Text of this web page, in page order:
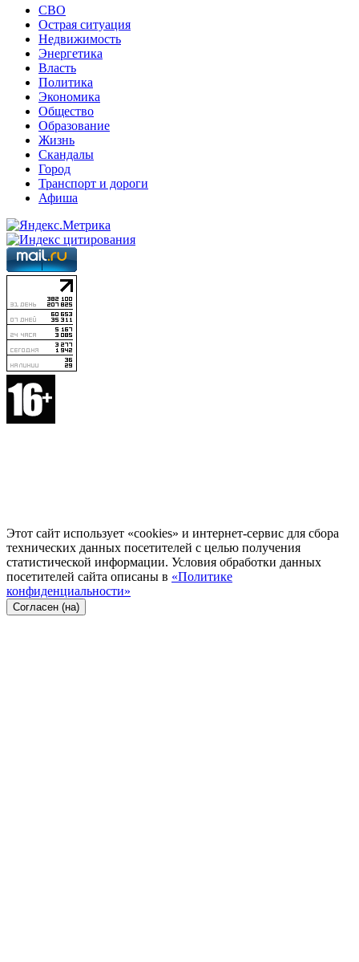
СВО
Острая ситуация
Недвижимость
Энергетика
Власть
Политика
Экономика
Общество
Образование
Жизнь
Скандалы
Город
Транспорт и дороги
Афиша
Этот сайт использует «cookies» и интернет-сервис для сбора
технических данных посетителей с целью получения
статистической информации. Условия обработки данных
посетителей сайта описаны в «Политике
конфиденциальности»
Согласен (на)